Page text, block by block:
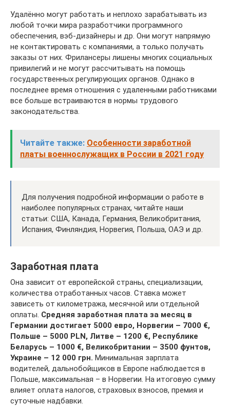
Удалённо могут работать и неплохо зарабатывать из
любой точки мира разработчики программного
обеспечения, вэб-дизайнеры и др. Они могут напрямую
не контактировать с компаниями, а только получать
заказы от них. Фрилансеры лишены многих социальных
привилегий и не могут рассчитывать на помощь
государственных регулирующих органов. Однако в
последнее время отношения с удаленными работниками
все больше встраиваются в нормы трудового
законодательства.
Читайте также: Особенности заработной
платы военнослужащих в России в 2021 году
Для получения подробной информации о работе в
наиболее популярных странах, читайте наши
статьи: США, Канада, Германия, Великобритания,
Испания, Финляндия, Норвегия, Польша, ОАЭ и др.
Заработная плата
Она зависит от европейской страны, специализации,
количества отработанных часов. Ставка может
зависеть от километража, месячной или отдельной
оплаты. Средняя заработная плата за месяц в
Германии достигает 5000 евро, Норвегии – 7000 €,
Польше – 5000 PLN, Литве – 1200 €, Республике
Беларусь – 1000 €, Великобритании – 3500 фунтов,
Украине – 12 000 грн. Минимальная зарплата
водителей, дальнобойщиков в Европе наблюдается в
Польше, максимальная – в Норвегии. На итоговую сумму
влияет оплата налогов, страховых взносов, премия и
суточные надбавки.